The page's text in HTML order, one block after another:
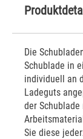
Die
Schublade in
individuell an
Ladeguts
der
Sie diese